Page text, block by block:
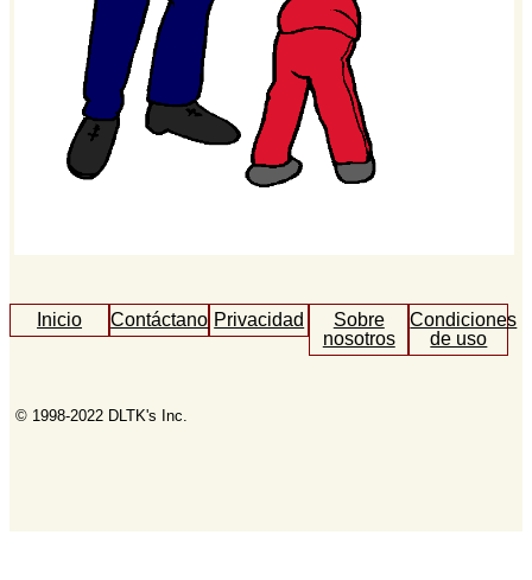
Inicio ContáctanosPrivacidad
Sobre
nosotros
Condiciones
de uso
© 1998-2022 DLTK's Inc.